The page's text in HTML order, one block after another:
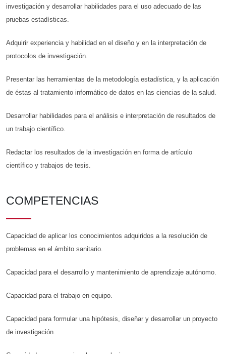
investigación y desarrollar habilidades para el uso adecuado de las
pruebas estadísticas.
Adquirir experiencia y habilidad en el diseño y en la interpretación de
protocolos de investigación.
Presentar las herramientas de la metodología estadística, y la aplicación
de éstas al tratamiento informático de datos en las ciencias de la salud.
Desarrollar habilidades para el análisis e interpretación de resultados de
un trabajo científico.
Redactar los resultados de la investigación en forma de artículo
científico y trabajos de tesis.
COMPETENCIAS
Capacidad de aplicar los conocimientos adquiridos a la resolución de
problemas en el ámbito sanitario.
Capacidad para el desarrollo y mantenimiento de aprendizaje autónomo.
Capacidad para el trabajo en equipo.
Capacidad para formular una hipótesis, diseñar y desarrollar un proyecto
de investigación.